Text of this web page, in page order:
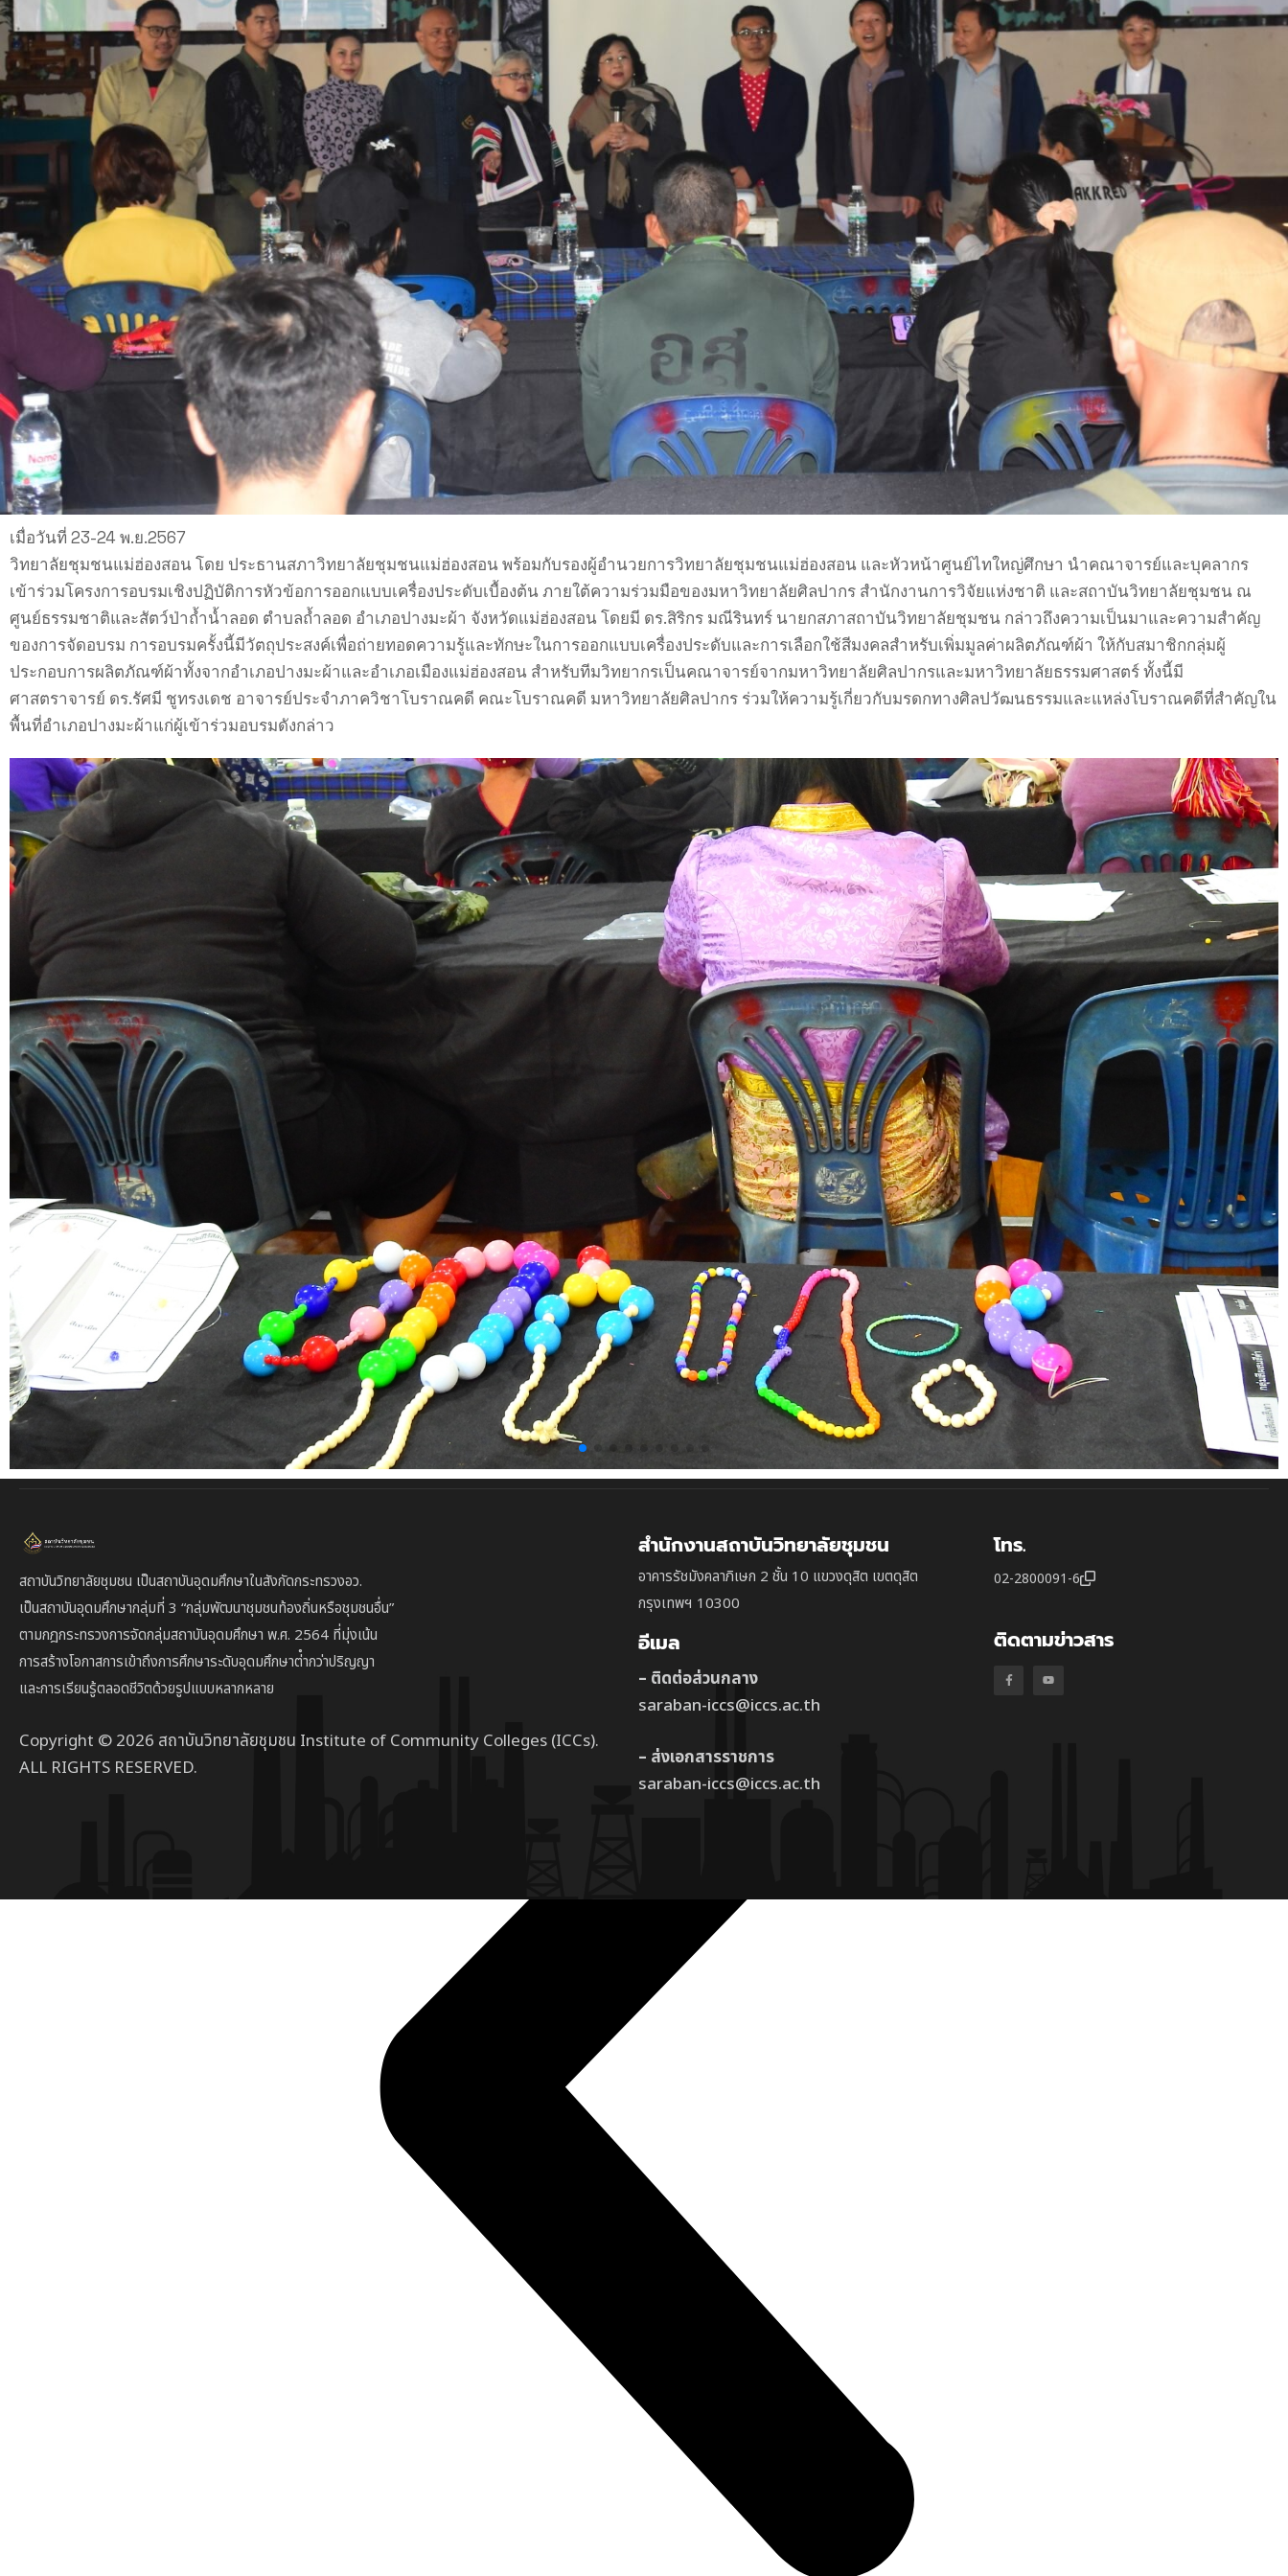
เมื่อวันที่ 23-24 พ.ย.2567
วิทยาลัยชุมชนแม่ฮ่องสอน โดย ประธานสภาวิทยาลัยชุมชนแม่ฮ่องสอน พร้อมกับรองผู้อำนวยการวิทยาลัยชุมชนแม่ฮ่องสอน และหัวหน้าศูนย์ไทใหญ่ศึกษา นำคณาจารย์และบุคลากร
เข้าร่วมโครงการอบรมเชิงปฏิบัติการหัวข้อการออกแบบเครื่องประดับเบื้องต้น ภายใต้ความร่วมมือของมหาวิทยาลัยศิลปากร สำนักงานการวิจัยแห่งชาติ และสถาบันวิทยาลัยชุมชน ณ
ศูนย์ธรรมชาติและสัตว์ป่าถ้ำน้ำลอด ตำบลถ้ำลอด อำเภอปางมะผ้า จังหวัดแม่ฮ่องสอน โดยมี ดร.สิริกร มณีรินทร์ นายกสภาสถาบันวิทยาลัยชุมชน กล่าวถึงความเป็นมาและความสำคัญ
ของการจัดอบรม การอบรมครั้งนี้มีวัตถุประสงค์เพื่อถ่ายทอดความรู้และทักษะในการออกแบบเครื่องประดับและการเลือกใช้สีมงคลสำหรับเพิ่มมูลค่าผลิตภัณฑ์ผ้า ให้กับสมาชิกกลุ่มผู้
ประกอบการผลิตภัณฑ์ผ้าทั้งจากอำเภอปางมะผ้าและอำเภอเมืองแม่ฮ่องสอน สำหรับทีมวิทยากรเป็นคณาจารย์จากมหาวิทยาลัยศิลปากรและมหาวิทยาลัยธรรมศาสตร์ ทั้งนี้มี
ศาสตราจารย์ ดร.รัศมี ชูทรงเดช อาจารย์ประจำภาควิชาโบราณคดี คณะโบราณคดี มหาวิทยาลัยศิลปากร ร่วมให้ความรู้เกี่ยวกับมรดกทางศิลปวัฒนธรรมและแหล่งโบราณคดีที่สำคัญใน
พื้นที่อำเภอปางมะผ้าแก่ผู้เข้าร่วมอบรมดังกล่าว
สถาบันวิทยาลัยชุมชน เป็นสถาบันอุดมศึกษาในสังกัดกระทรวงอว.
เป็นสถาบันอุดมศึกษากลุ่มที่ 3 “กลุ่มพัฒนาชุมชนท้องถิ่นหรือชุมชนอื่น”
ตามกฎกระทรวงการจัดกลุ่มสถาบันอุดมศึกษา พ.ศ. 2564 ที่มุ่งเน้น
การสร้างโอกาสการเข้าถึงการศึกษาระดับอุดมศึกษาต่ํากว่าปริญญา
และการเรียนรู้ตลอดชีวิตด้วยรูปแบบหลากหลาย
Copyright © 2026 สถาบันวิทยาลัยชุมชน Institute of Community Colleges (ICCs).
ALL RIGHTS RESERVED.
สำนักงานสถาบันวิทยาลัยชุมชน
อาคารรัชมังคลาภิเษก 2 ชั้น 10 แขวงดุสิต เขตดุสิต
กรุงเทพฯ 10300
อีเมล
– ติดต่อส่วนกลาง
saraban-iccs@iccs.ac.th
– ส่งเอกสารราชการ
saraban-iccs@iccs.ac.th
โทร.
02-2800091-6
ติดตามข่าวสาร